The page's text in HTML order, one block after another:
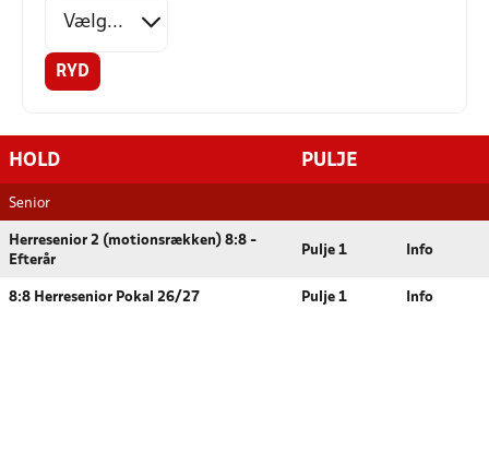
RYD
HOLD PULJE
Senior
Herresenior 2 (motionsrækken) 8:8 -
Efterår
Pulje 1 Info
8:8 Herresenior Pokal 26/27 Pulje 1 Info